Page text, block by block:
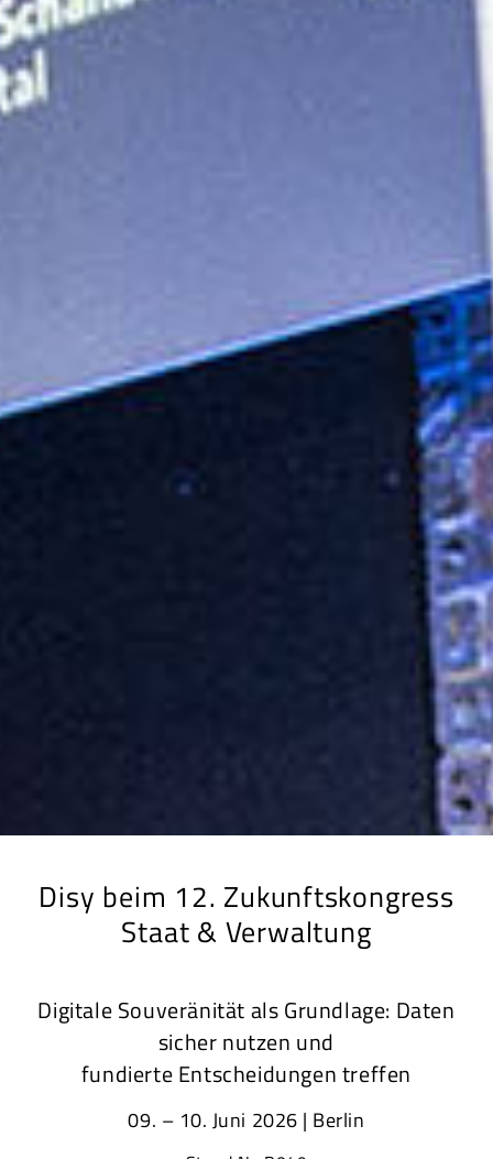
Disy beim 12. Zukunftskongress
Staat & Verwaltung
Digitale Souveränität als Grundlage: Daten
sicher nutzen und
fundierte Entscheidungen treffen
09. – 10. Juni 2026 | Berlin